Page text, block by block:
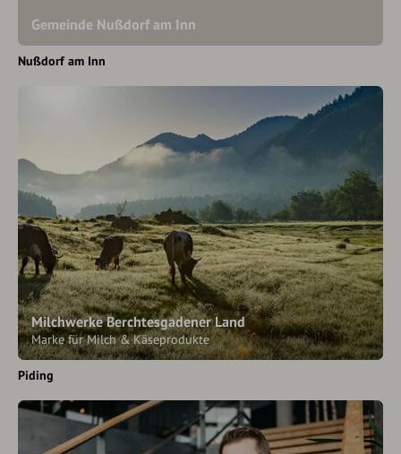
Gemeinde Nußdorf am Inn
Nußdorf am Inn
Milchwerke Berchtesgadener Land
Marke für Milch & Käseprodukte
Piding